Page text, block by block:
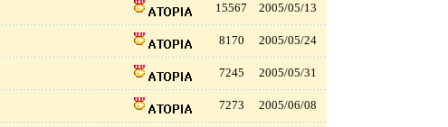
15567 2005/05/13
8170 2005/05/24
7245 2005/05/31
7273 2005/06/08